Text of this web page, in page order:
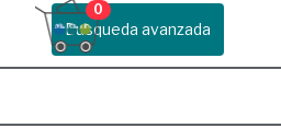
Busqueda avanzada
0